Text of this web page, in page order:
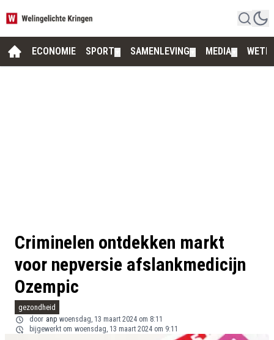
ECONOMIE SPORT SAMENLEVING MEDIA
Criminelen ontdekken markt
voor nepversie afslankmedicijn
Ozempic
gezondheid
door anp woensdag, 13 maart 2024 om 8:11
bijgewerkt om woensdag, 13 maart 2024 om 9:11